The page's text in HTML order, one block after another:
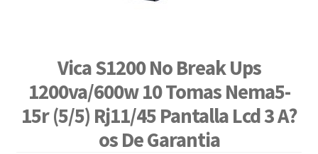
Vica S1200 No Break Ups
1200va/600w 10 Tomas Nema5-
15r (5/5) Rj11/45 Pantalla Lcd 3 A?
os De Garantia